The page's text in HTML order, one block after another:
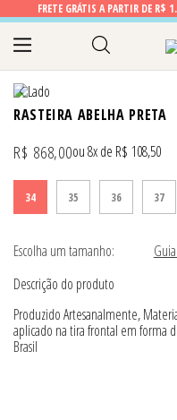
FRETE GRÁTIS A PARTIR DE R$
RASTEIRA ABELHA PRETA
R$ 868,00 8 R$ 108,50
34 35 36 37
Escolha um tamanho:
Descrição do produto
Produzido Artesanalmente,
aplicado na tira frontal em forma
Brasil